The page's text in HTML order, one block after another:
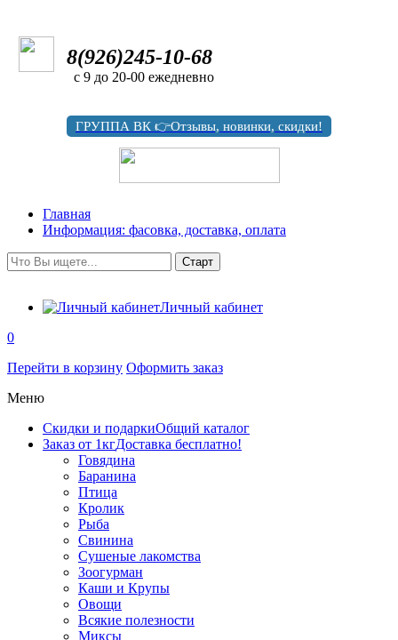
8(926)245-10-68
с 9 до 20-00 ежедневно
ГРУППА ВК 👉Отзывы, новинки, скидки!
Главная
Информация: фасовка, доставка, оплата
Личный кабинет
0
Перейти в корзину Оформить заказ
Меню
Скидки и подаркиОбщий каталог
Заказ от 1кгДоставка бесплатно!
Говядина
Баранина
Птица
Кролик
Рыба
Свинина
Сушеные лакомства
Зоогурман
Каши и Крупы
Овощи
Всякие полезности
Миксы